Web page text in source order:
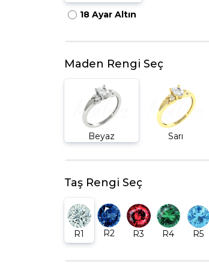
18 Ayar Altın
Maden Rengi Seç
Beyaz Sarı
Taş Rengi Seç
R1 R2 R3 R4 R5